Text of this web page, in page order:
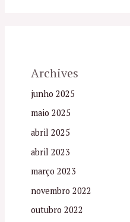
Archives
junho 2025
maio 2025
abril 2025
abril 2023
março 2023
novembro 2022
outubro 2022